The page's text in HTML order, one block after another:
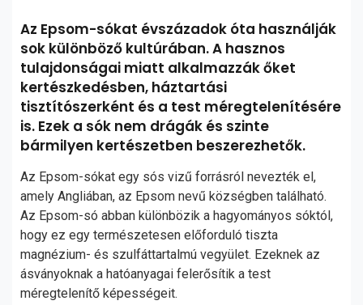
Az Epsom-sókat évszázadok óta használják
sok különböző kultúrában. A hasznos
tulajdonságai miatt alkalmazzák őket
kertészkedésben, háztartási
tisztítószerként és a test méregtelenítésére
is. Ezek a sók nem drágák és szinte
bármilyen kertészetben beszerezhetők.
Az Epsom-sókat egy sós vizű forrásról nevezték el,
amely Angliában, az Epsom nevű községben található.
Az Epsom-só abban különbözik a hagyományos sóktól,
hogy ez egy természetesen előforduló tiszta
magnézium- és szulfáttartalmú vegyület. Ezeknek az
ásványoknak a hatóanyagai felerősítik a test
méregtelenítő képességeit.